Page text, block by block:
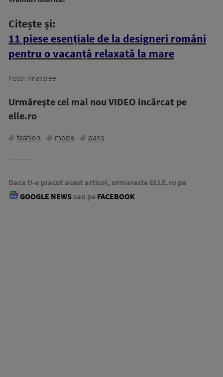
Citește și:
11 piese esențiale de la designeri români
pentru o vacanță relaxată la mare
Foto: Imaxtree
Urmăreşte cel mai nou VIDEO incărcat pe
elle.ro
fashion moda paris
Daca ti-a placut acest articol, urmareste ELLE.ro pe
GOOGLE NEWS sau pe FACEBOOK